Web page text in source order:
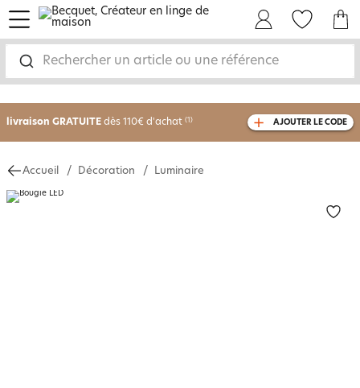
Rechercher un article ou une référence
menu
-30% sur votre commandedès 2 articles
livraison GRATUITE dès 110€ d'achat (1) AJOUTER LE CODE
Accueil Décoration Luminaire